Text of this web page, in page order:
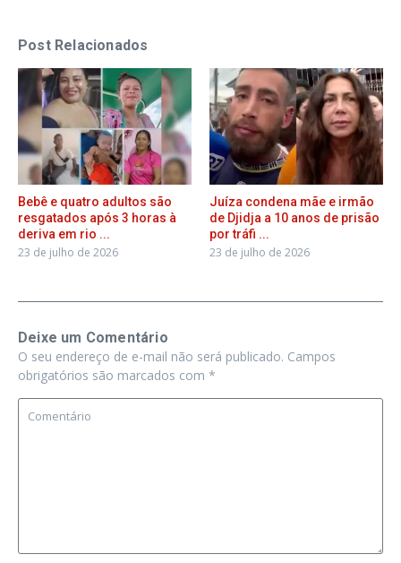
Post Relacionados
Bebê e quatro adultos são
resgatados após 3 horas à
deriva em rio ...
23 de julho de 2026
Juíza condena mãe e irmão
de Djidja a 10 anos de prisão
por tráfi ...
23 de julho de 2026
Deixe um Comentário
O seu endereço de e-mail não será publicado. Campos
obrigatórios são marcados com *